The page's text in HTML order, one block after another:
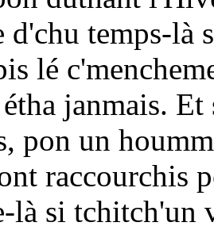
temps-là
lé
janmais.
pon un
raccourchis
là si